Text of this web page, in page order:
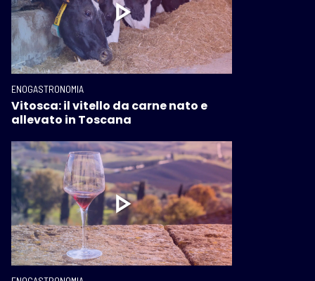
ENOGASTRONOMIA
Vitosca: il vitello da carne nato e
allevato in Toscana